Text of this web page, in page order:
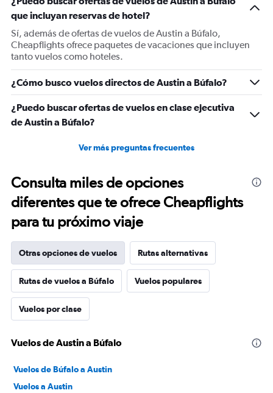
Y
axis
displaying
values.
Range:
0
600.
que incluyan reservas de hotel?
Sí, además de ofertas de vuelos de Austin a Búfalo,
Cheapflights ofrece paquetes de vacaciones que incluyen
tanto vuelos como hoteles.
¿Cómo busco vuelos directos de Austin a Búfalo?
¿Puedo buscar ofertas de vuelos en clase ejecutiva
de Austin a Búfalo?
Ver más preguntas frecuentes
Consulta miles de opciones
diferentes que te ofrece Cheapflights
para tu próximo viaje
Otras opciones de vuelos Rutas alternativas
Rutas de vuelos a Búfalo Vuelos populares
Vuelos por clase
Vuelos de Austin a Búfalo
Vuelos de Búfalo a Austin
Vuelos a Austin